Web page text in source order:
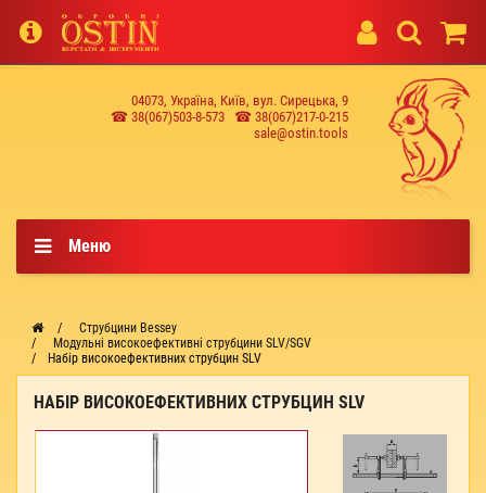
04073, Україна, Київ, вул. Сирецька, 9
☎ 38(067)503-8-573
☎ 38(067)217-0-215
sale@ostin.tools
Меню
Струбцини Bessey
Модульні високоефективні струбцини SLV/SGV
Набір високоефективних струбцин SLV
НАБІР ВИСОКОЕФЕКТИВНИХ СТРУБЦИН SLV